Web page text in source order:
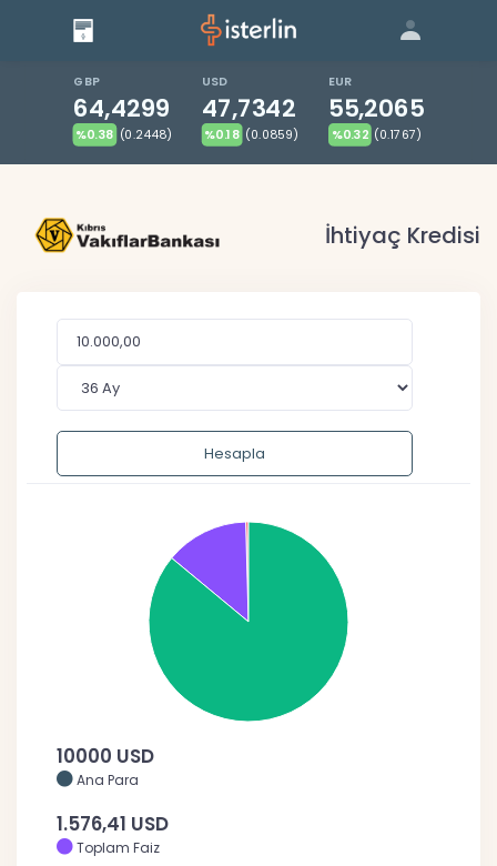
| Blog | Giriş
GBP
64,4299
%0.38 (0.2448)
USD
47,7342
%0.18 (0.0859)
EUR
55,2065
%0.32 (0.1767)
İhtiyaç Kredisi
Hesapla
10000 USD
Ana Para
1.576,41 USD
Toplam Faiz